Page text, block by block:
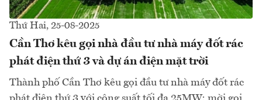
Thứ Hai, 25-08-2025
Cần Thơ kêu gọi nhà đầu tư nhà máy đốt rác
phát điện thứ 3 và dự án điện mặt trời
Thành phố Cần Thơ kêu gọi đầu tư nhà máy đốt rác